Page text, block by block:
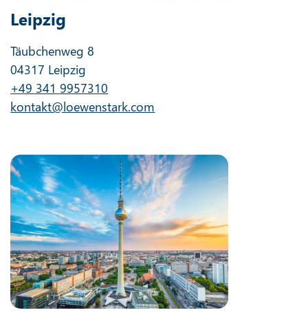
Leipzig
Täubchenweg 8
04317 Leipzig
+49 341 9957310
kontakt@loewenstark.com